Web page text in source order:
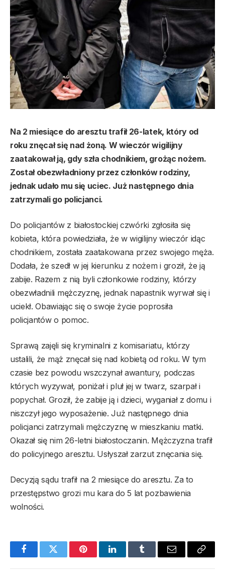
Na 2 miesiące do aresztu trafił 26-latek, który od
roku znęcał się nad żoną. W wieczór wigilijny
zaatakował ją, gdy szła chodnikiem, grożąc nożem.
Został obezwładniony przez członków rodziny,
jednak udało mu się uciec. Już następnego dnia
zatrzymali go policjanci.
Do policjantów z białostockiej czwórki zgłosiła się
kobieta, która powiedziała, że w wigilijny wieczór idąc
chodnikiem, została zaatakowana przez swojego męża.
Dodała, że szedł w jej kierunku z nożem i groził, że ją
zabije. Razem z nią byli członkowie rodziny, którzy
obezwładnili mężczyznę, jednak napastnik wyrwał się i
uciekł. Obawiając się o swoje życie poprosiła
policjantów o pomoc.
Sprawą zajęli się kryminalni z komisariatu, którzy
ustalili, że mąż znęcał się nad kobietą od roku. W tym
czasie bez powodu wszczynał awantury, podczas
których wyzywał, poniżał i pluł jej w twarz, szarpał i
popychał. Groził, że zabije ją i dzieci, wyganiał z domu i
niszczył jego wyposażenie. Już następnego dnia
policjanci zatrzymali mężczyznę w mieszkaniu matki.
Okazał się nim 26-letni białostoczanin. Mężczyzna trafił
do policyjnego aresztu. Usłyszał zarzut znęcania się.
Decyzją sądu trafił na 2 miesiące do aresztu. Za to
przestępstwo grozi mu kara do 5 lat pozbawienia
wolności.
FacebookTwitter PinterestLinkedInTumblr Email
Copy